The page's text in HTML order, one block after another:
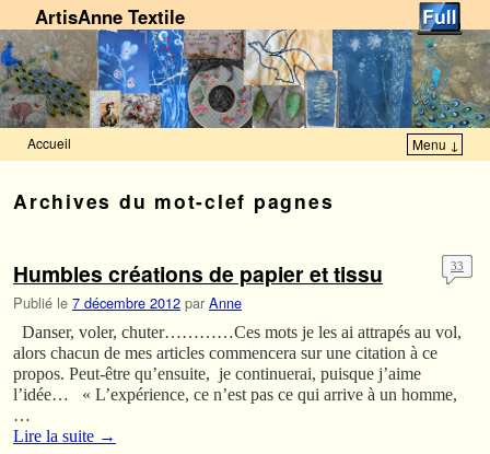
ArtisAnne Textile
Accueil Menu ↓
Archives du mot-clef pagnes
Humbles créations de papier et tissu
Publié le 7 décembre 2012 par Anne
33
Danser, voler, chuter…………Ces mots je les ai attrapés au vol,
alors chacun de mes articles commencera sur une citation à ce
propos. Peut-être qu’ensuite, je continuerai, puisque j’aime
l’idée… « L’expérience, ce n’est pas ce qui arrive à un homme,
…
Lire la suite →